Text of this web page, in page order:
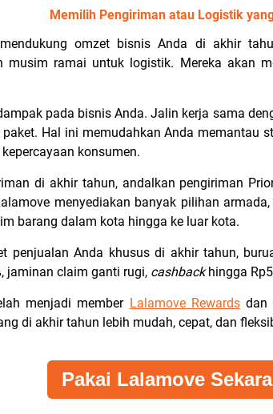
Memilih Pengiriman atau Logistik
omzet bisnis Anda di akhir
musim ramai untuk logistik. Mereka akan
pada bisnis Anda. Jalin kerja sama
paket. Hal ini memudahkan Anda memantau
konsumen.
di akhir tahun, andalkan pengiriman
menyediakan banyak pilihan
barang dalam kota hingga ke luar kota.
penjualan Anda khusus di akhir tahun,
jaminan claim ganti rugi, cashbackhingga
menjadi member Lalamove Rewardsdan
di akhir tahun lebih mudah, cepat, dan
Pakai Lalamove